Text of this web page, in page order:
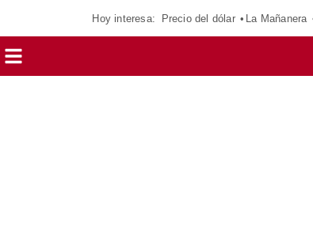
Hoy interesa: Precio del dólar La Mañanera